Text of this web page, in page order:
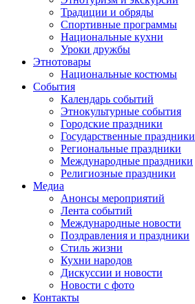
Традиции и обряды
Спортивные программы
Национальные кухни
Уроки дружбы
Этнотовары
Национальные костюмы
События
Календарь событий
Этнокультурные события
Городские праздники
Государственные праздники
Региональные праздники
Международные праздники
Религиозные праздники
Медиа
Анонсы мероприятий
Лента событий
Международные новости
Поздравления и праздники
Cтиль жизни
Кухни народов
Дискуссии и новости
Новости с фото
Контакты